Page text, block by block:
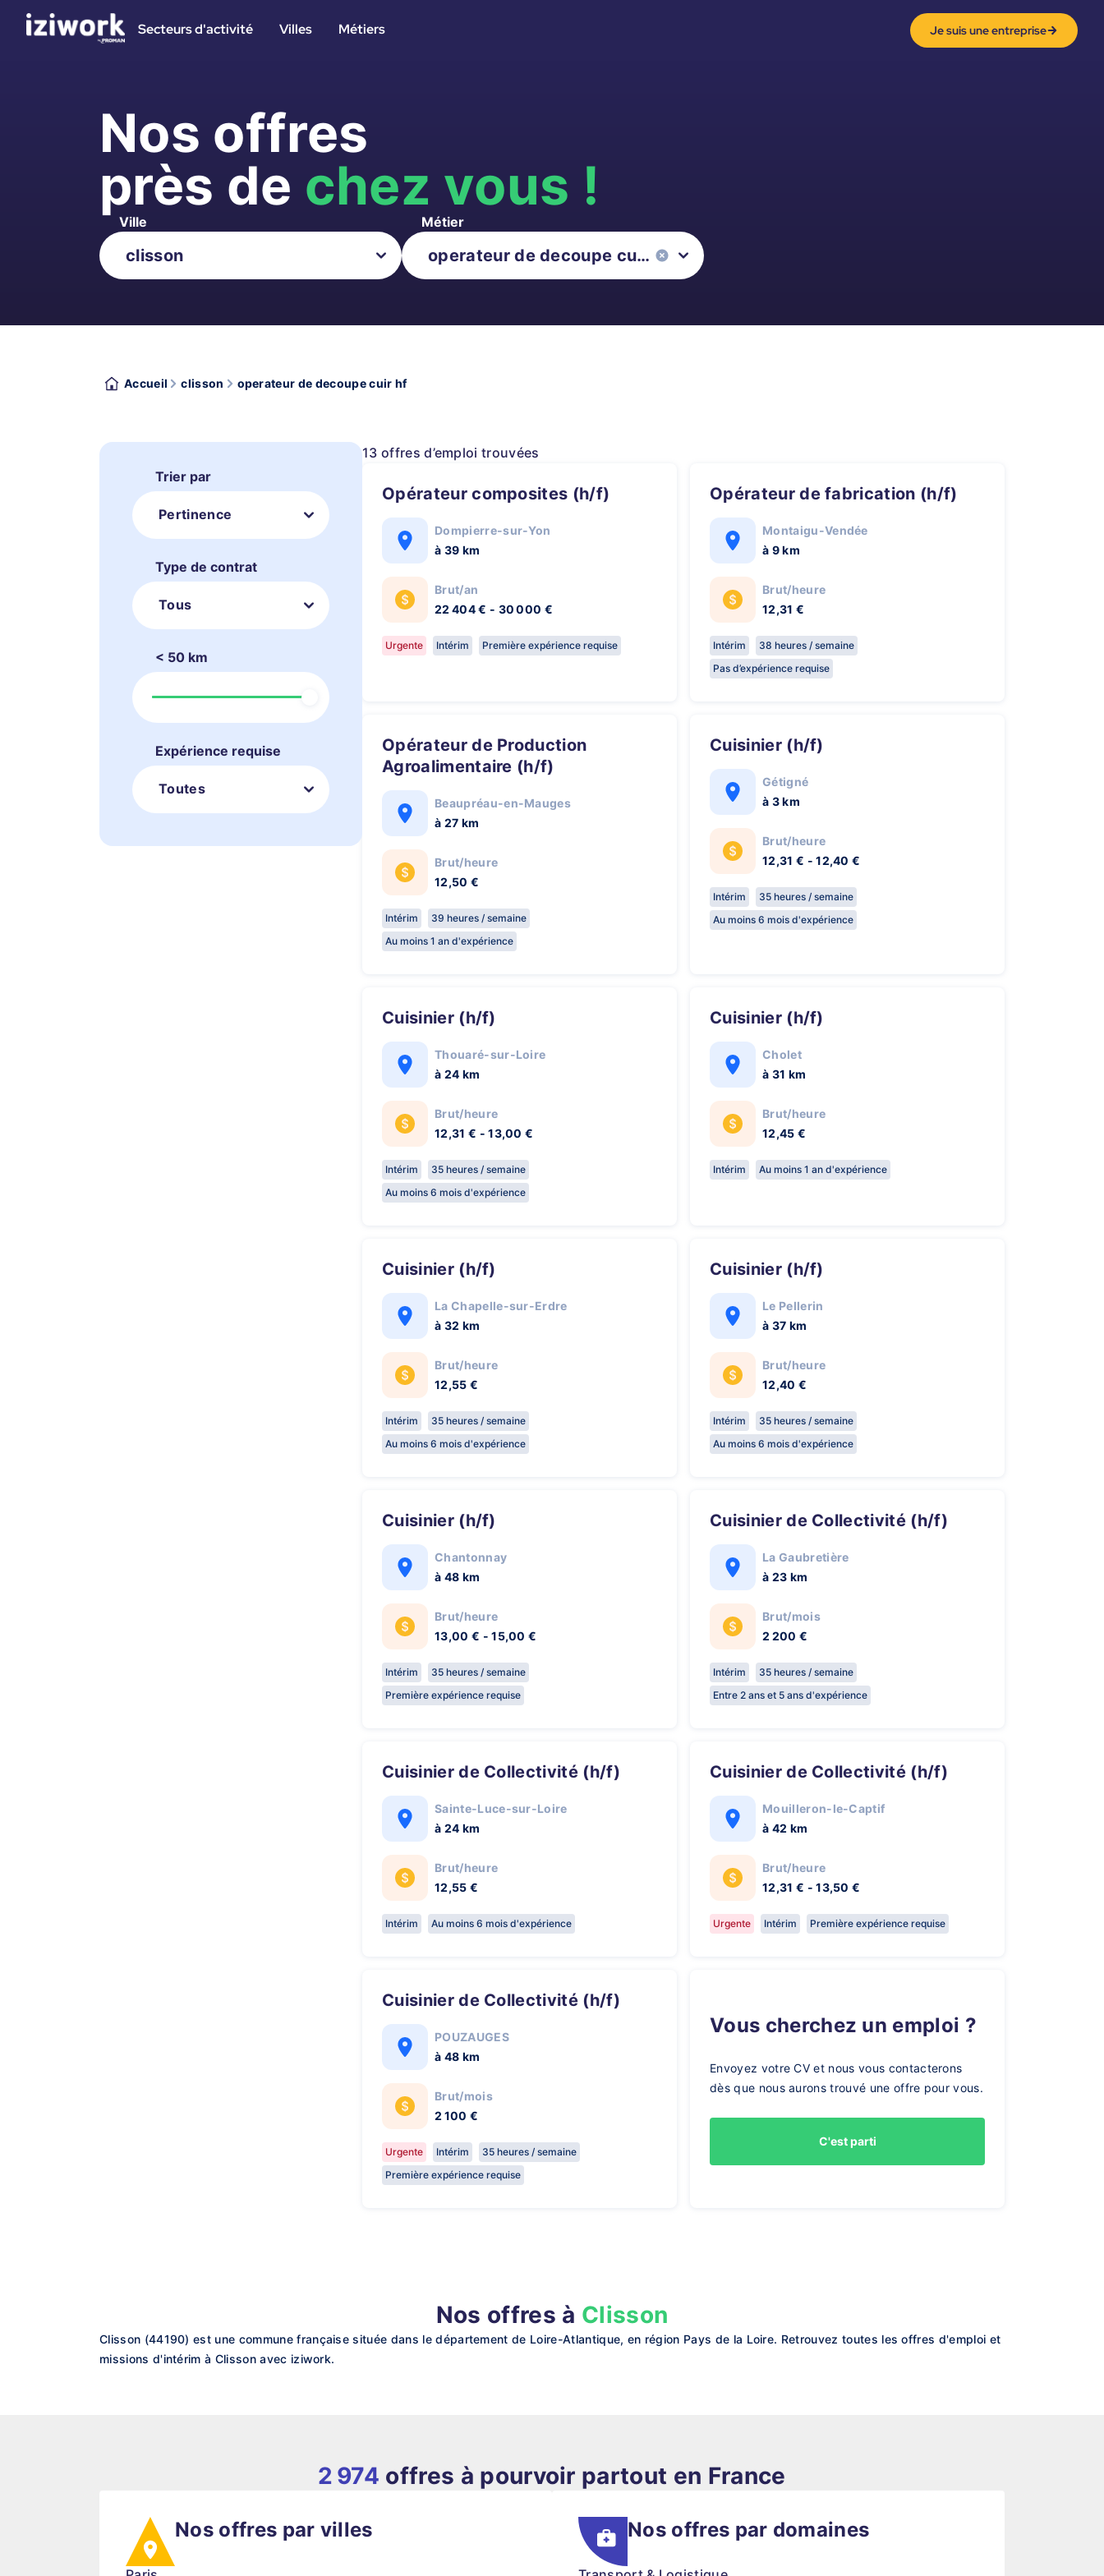
Secteurs d'activité Villes Métiers Je suis une entreprise
Nos offres
près de chez vous !
Ville Métier
Accueil clisson operateur de decoupe cuir hf
Trier par
Pertinence
Type de contrat
Tous
< 50 km
Expérience requise
Toutes
13 offres d’emploi trouvées
Opérateur composites (h/f)
Dompierre-sur-Yon
à 39 km
Brut/an
22 404 € - 30 000 €
Urgente Intérim Première expérience requise
Opérateur de fabrication (h/f)
Montaigu-Vendée
à 9 km
Brut/heure
12,31 €
Intérim
38 heures / semaine
Pas d’expérience requise
Opérateur de Production
Agroalimentaire (h/f)
Beaupréau-en-Mauges
à 27 km
Brut/heure
12,50 €
Intérim
39 heures / semaine
Au moins 1 an d'expérience
Cuisinier (h/f)
Gétigné
à 3 km
Brut/heure
12,31 € - 12,40 €
Intérim
35 heures / semaine
Au moins 6 mois d'expérience
cuisinier (h/f)
Thouaré-sur-Loire
à 24 km
Brut/heure
12,31 € - 13,00 €
Intérim
35 heures / semaine
Au moins 6 mois d'expérience
Cuisinier (h/f)
Cholet
à 31 km
Brut/heure
12,45 €
Intérim Au moins 1 an d'expérience
Cuisinier (h/f)
La Chapelle-sur-Erdre
à 32 km
Brut/heure
12,55 €
Intérim
35 heures / semaine
Au moins 6 mois d'expérience
Cuisinier (h/f)
Le Pellerin
à 37 km
Brut/heure
12,40 €
Intérim
35 heures / semaine
Au moins 6 mois d'expérience
Cuisinier (h/f)
Chantonnay
à 48 km
Brut/heure
13,00 € - 15,00 €
Intérim
35 heures / semaine
Première expérience requise
Cuisinier de Collectivité (h/f)
La Gaubretière
à 23 km
Brut/mois
2 200 €
Intérim
35 heures / semaine
Entre 2 ans et 5 ans d'expérience
Cuisinier de Collectivité (h/f)
Sainte-Luce-sur-Loire
à 24 km
Brut/heure
12,55 €
Intérim Au moins 6 mois d'expérience
Cuisinier de Collectivité (h/f)
Mouilleron-le-Captif
à 42 km
Brut/heure
12,31 € - 13,50 €
Urgente Intérim Première expérience requise
Cuisinier de Collectivité (h/f)
POUZAUGES
à 48 km
Brut/mois
2 100 €
Urgente Intérim
35 heures / semaine
Première expérience requise
Vous cherchez un emploi ?
Envoyez votre CV et nous vous contacterons
dès que nous aurons trouvé une offre pour vous.
C'est parti
Nos offres à Clisson
Clisson (44190) est une commune française située dans le département de Loire-Atlantique, en région Pays de la Loire. Retrouvez toutes les offres d'emploi et
missions d'intérim à Clisson avec iziwork.
2 974 offres à pourvoir partout en France
Nos offres par villes Nos offres par domaines